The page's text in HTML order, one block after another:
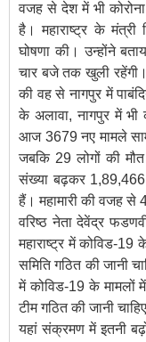
वजह से देश में भी
है। महाराष्ट्र के
घोषणा की। उन्होंने
चार बजे तक खुली
की वह से नागपुर में
के अलावा, नागपुर में
आज 3679 नए मामले
जबकि 29 लोगों की
संख्या बढ़कर
हैं। महामारी की वजह से
वरिष्ठ नेता देवेंद्र
महाराष्ट्र में कोविड-19
समिति गठित की जानी
में कोविड-19 के मामलों
टीम गठित की जानी
यहां संक्रमण में इतनी